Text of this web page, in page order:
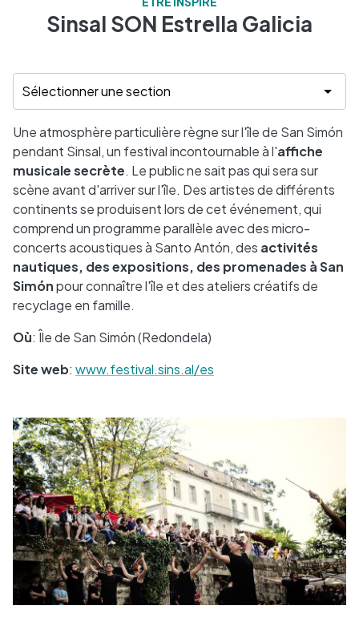
Sinsal SON Estrella Galicia
Une atmosphère particulière règne sur l'île de San Simón
pendant Sinsal, un festival incontournable à l'affiche
musicale secrète. Le public ne sait pas qui sera sur
scène avant d'arriver sur l'île. Des artistes de différents
continents se produisent lors de cet événement, qui
comprend un programme parallèle avec des micro-
concerts acoustiques à Santo Antón, des activités
nautiques, des expositions, des promenades à San
Simónpour connaître l'île et des ateliers créatifs de
recyclage en famille.
Où: Île de San Simón (Redondela)
Site web: www.festival.sins.al/es